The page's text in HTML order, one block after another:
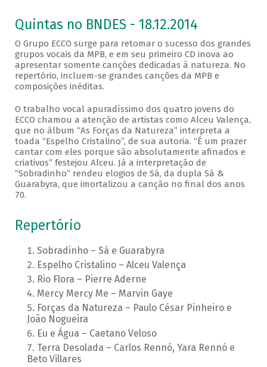
Quintas no BNDES - 18.12.2014
O Grupo ECCO surge para retomar o sucesso dos grandes
grupos vocais da MPB, e em seu primeiro CD inova ao
apresentar somente canções dedicadas à natureza. No
repertório, incluem-se grandes canções da MPB e
composições inéditas.
O trabalho vocal apuradíssimo dos quatro jovens do
ECCO chamou a atenção de artistas como Alceu Valença,
que no álbum “As Forças da Natureza” interpreta a
toada “Espelho Cristalino”, de sua autoria. “É um prazer
cantar com eles porque são absolutamente afinados e
criativos” festejou Alceu. Já a interpretação de
“Sobradinho” rendeu elogios de Sá, da dupla Sá &
Guarabyra, que imortalizou a canção no final dos anos
70.
Repertório
Sobradinho – Sá e Guarabyra
Espelho Cristalino – Alceu Valença
Rio Flora – Pierre Aderne
Mercy Mercy Me – Marvin Gaye
Forças da Natureza – Paulo César Pinheiro e
João Nogueira
Eu e Água – Caetano Veloso
Terra Desolada – Carlos Rennó, Yara Rennó e
Beto Villares